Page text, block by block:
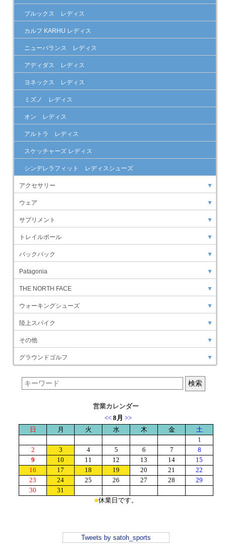
ブルックス レディス
カルフ KARHU レディス
ニューバランス レディス
アディダス レディス
ヨネックス レディス
ミズノ レディス
オン レディス
アルトラ レディス
スケッチャーズ レディス
シンデレラフィット レディスシューズ
アクセサリー ▼
ウェア ▼
サプリメント ▼
トレイルポール ▼
バックパック ▼
Patagonia ▼
THE NORTH FACE ▼
ウォーキングシューズ ▼
陸上スパイク ▼
その他 ▼
グラウンドゴルフ ▼
営業カレンダー
Tweets by satoh_sports